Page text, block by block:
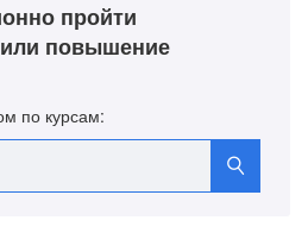
пройти
или повышение
по курсам: